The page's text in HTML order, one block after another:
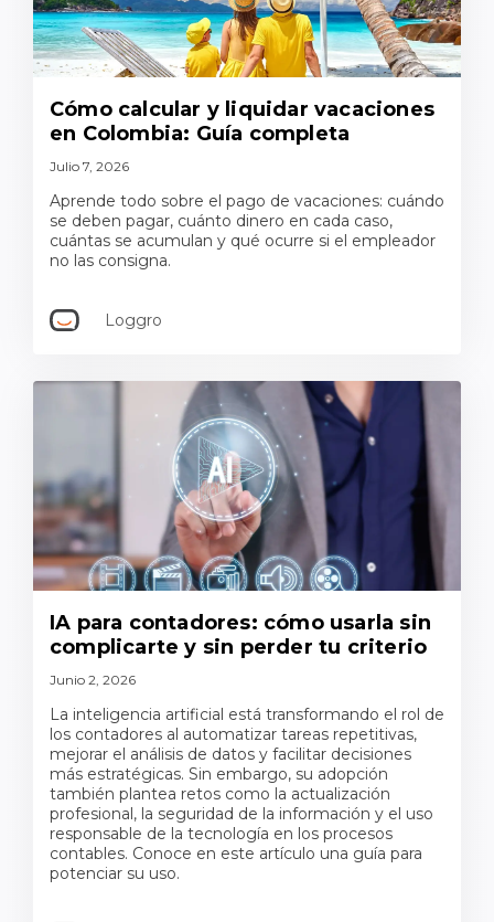
Cómo calcular y liquidar vacaciones
en Colombia: Guía completa
Julio 7, 2026
Aprende todo sobre el pago de vacaciones: cuándo
se deben pagar, cuánto dinero en cada caso,
cuántas se acumulan y qué ocurre si el empleador
no las consigna.
Loggro
IA para contadores: cómo usarla sin
complicarte y sin perder tu criterio
Junio 2, 2026
La inteligencia artificial está transformando el rol de
los contadores al automatizar tareas repetitivas,
mejorar el análisis de datos y facilitar decisiones
más estratégicas. Sin embargo, su adopción
también plantea retos como la actualización
profesional, la seguridad de la información y el uso
responsable de la tecnología en los procesos
contables. Conoce en este artículo una guía para
potenciar su uso.